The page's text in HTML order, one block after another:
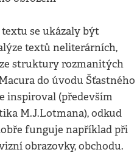
se ukázaly být
textů neliterárních,
struktury rozmanitých
do úvodu Šťastného
inspiroval (především
M.J.Lotmana), odkud
funguje například při
obrazovky, obchodu.